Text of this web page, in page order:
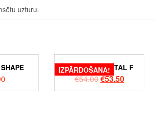
uzturu.
IZPĀRDOŠANA!
ORTHOMOL VITAL F
€54.00€53.50